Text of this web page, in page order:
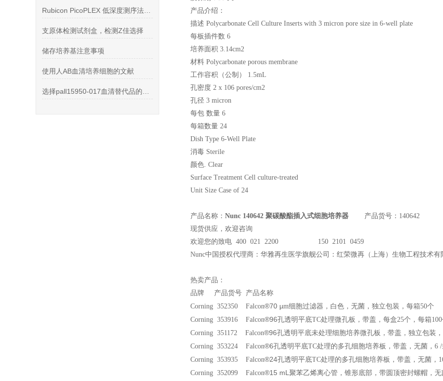
支原体检测试剂盒，检测Z佳选择
储存培养基注意事项
使用人AB血清培养细胞的文献
产品介绍：
描述 Polycarbonate Cell Culture Inserts with 3 micron pore size in 6-well plate
每板插件数 6
培养面积 3.14cm2
材料 Polycarbonate porous membrane
工作容积（公制） 1.5mL
孔密度 2 x 106 pores/cm2
孔径 3 micron
每包 数量 6
每箱数量 24
Dish Type 6-Well Plate
消毒 Sterile
颜色. Clear
Surface Treatment Cell culture-treated
Unit Size Case of 24
产品名称： Nunc 140642 聚碳酸酯插入式细胞培养器 产品货号：140642
现货供应，欢迎咨询
欢迎您的致电 400 021 2200 150 2101 0459
Nunc中国授权代理商：华雅再生医学旗舰公司：红荣微再（上海）生物工程技术有
热卖产品：
品牌 产品货号 产品名称
Corning 352350 Falcon®70 µm细胞过滤器，白色，无菌，独立包装，每箱50个
Corning 353916 Falcon®96孔透明平底TC处理微孔板，带盖，每盒25个，每箱
Corning 351172 Falcon®96孔透明平底未处理细胞培养微孔板，带盖，独立包装
Corning 353224 Falcon®6孔透明平底TC处理的多孔细胞培养板，带盖，无菌，6
Corning 353935 Falcon®24孔透明平底TC处理的多孔细胞培养板，带盖，无菌，
Corning 352099 Falcon®15 mL 聚苯乙烯离心管，锥形底部，带圆顶密封螺帽，